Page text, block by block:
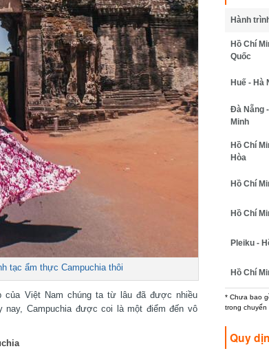
tạc ẩm thực Campuchia thôi
Việt Nam chúng ta từ lâu đã được nhiều
Campuchia được coi là một điểm đến vô
Hành trình*
Hồ Chí
Quốc
Huế - Hà
Đà Nẵng -
Minh
Hồ Chí
Hòa
Hồ Chí
Hồ Chí
Pleiku -
Hồ Chí
* Chưa bao
trong chuyến
Quy